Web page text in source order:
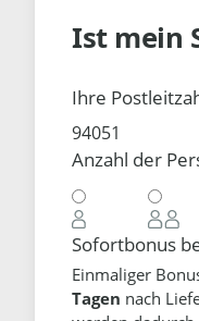
Ist mein
Ihre
Anzahl der
Sofortbonus
Einmaliger
Tagen nach